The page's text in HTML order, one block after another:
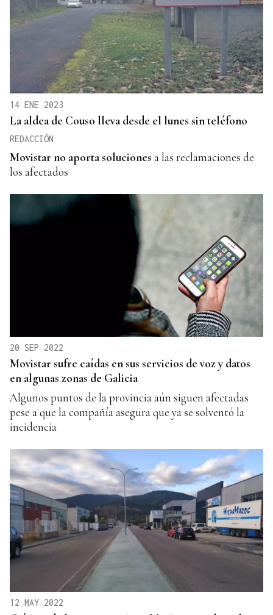
14 ENE 2023
La aldea de Couso lleva desde el lunes sin teléfono
REDACCIÓN
Movistar no aporta soluciones a las reclamaciones de
los afectados
20 SEP 2022
Movistar sufre caídas en sus servicios de voz y datos
en algunas zonas de Galicia
Algunos puntos de la provincia aún siguen afectadas
pese a que la compañía asegura que ya se solventó la
incidencia
12 MAY 2022